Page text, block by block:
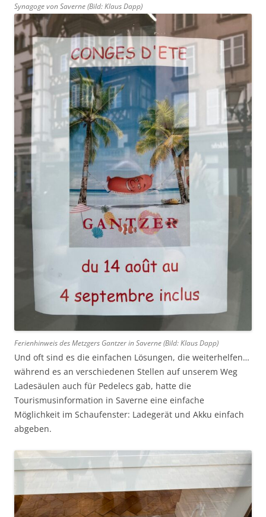
Synagoge von Saverne (Bild: Klaus Dapp)
Ferienhinweis des Metzgers Gantzer in Saverne (Bild: Klaus Dapp)
Und oft sind es die einfachen Lösungen, die weiterhelfen…
während es an verschiedenen Stellen auf unserem Weg
Ladesäulen auch für Pedelecs gab, hatte die
Tourismusinformation in Saverne eine einfache
Möglichkeit im Schaufenster: Ladegerät und Akku einfach
abgeben.